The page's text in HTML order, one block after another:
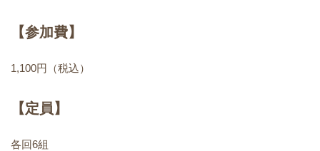
【参加費】
1,100円（税込）
【定員】
各回6組